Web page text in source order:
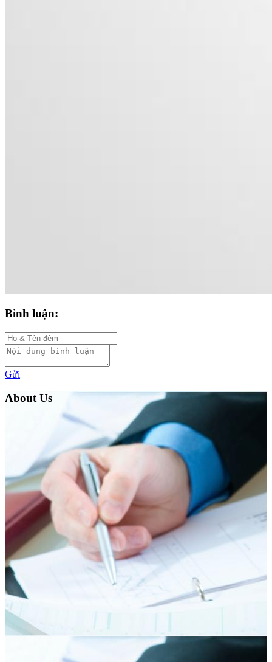
Bình luận:
Gửi
About Us